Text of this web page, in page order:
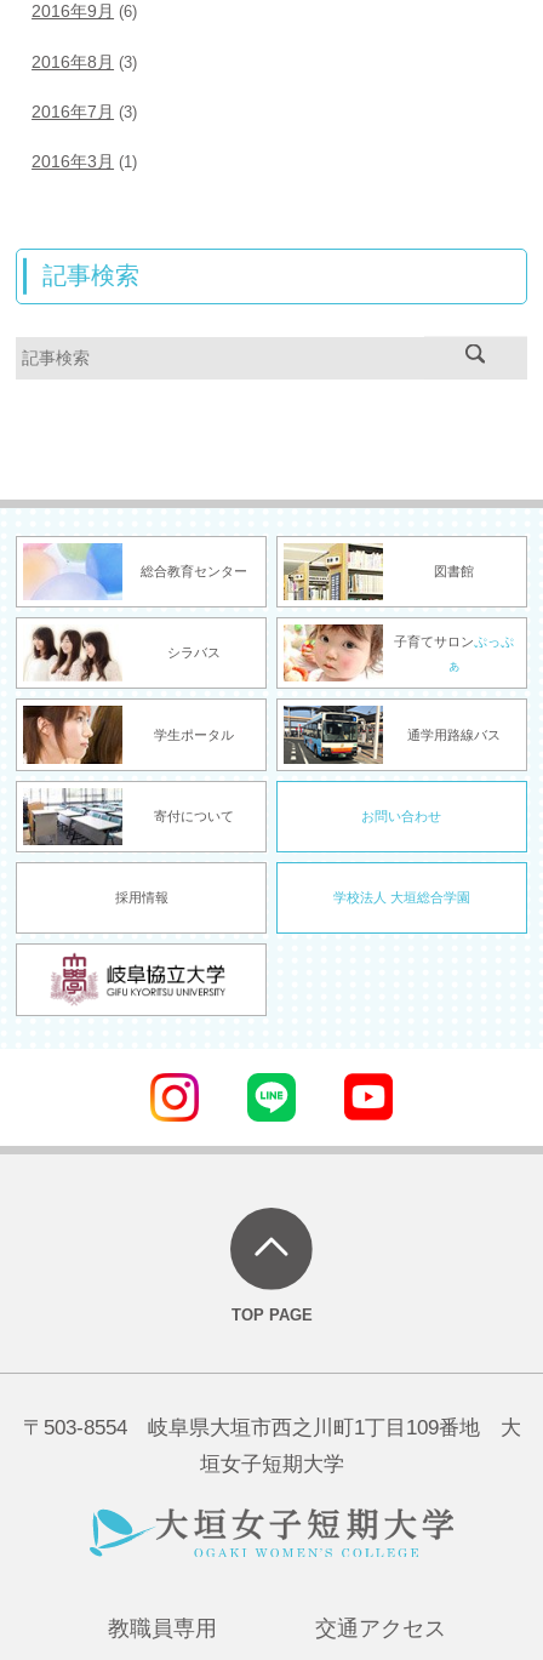
2016年9月 (6)
2016年8月 (3)
2016年7月 (3)
2016年3月 (1)
記事検索
総合教育センター 図書館
シラバス
子育てサロンぷっぷ
ぁ
学生ポータル 通学用路線バス
寄付について お問い合わせ
採用情報 学校法人 大垣総合学園
〒503-8554 岐阜県大垣市西之川町1丁目109番地 大
垣女子短期大学
教職員専用
交通アクセス